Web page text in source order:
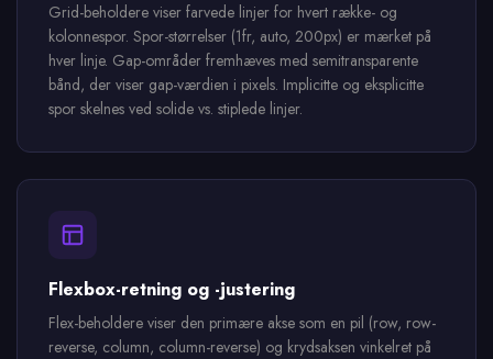
Grid-beholdere viser farvede linjer for hvert række- og
kolonnespor. Spor-størrelser (1fr, auto, 200px) er mærket på
hver linje. Gap-områder fremhæves med semitransparente
bånd, der viser gap-værdien i pixels. Implicitte og eksplicitte
spor skelnes ved solide vs. stiplede linjer.
Flexbox-retning og -justering
Flex-beholdere viser den primære akse som en pil (row, row-
reverse, column, column-reverse) og krydsaksen vinkelret på